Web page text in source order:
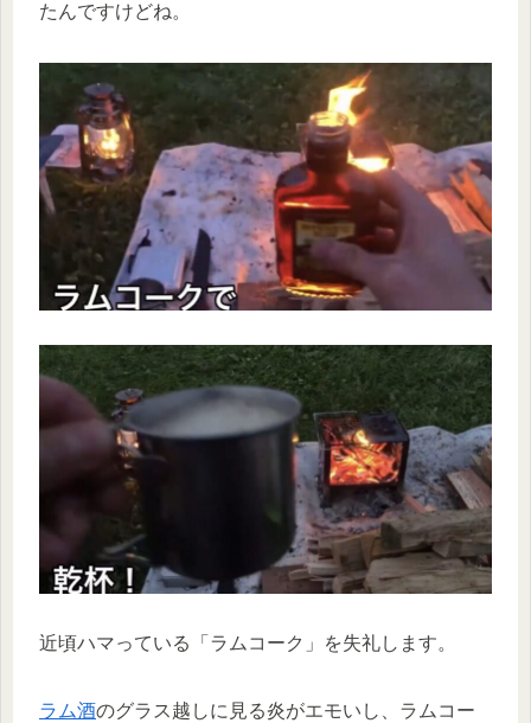
たんですけどね。
近頃ハマっている「ラムコーク」を失礼します。
ラム酒のグラス越しに見る炎がエモいし、ラムコー